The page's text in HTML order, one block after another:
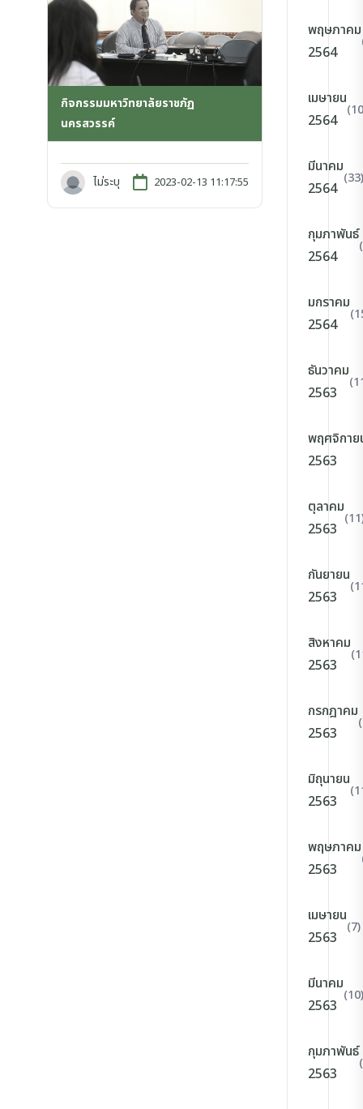
กิจกรรมมหาวิทยาลัยราชภัฏ
นครสวรรค์
ไม่ระบุ 2023-02-13 11:17:55
พฤษภาคม
2564
เมษายน
2564
มีนาคม
2564
(33)
กุมภาพันธ์
2564
มกราคม
2564
ธันวาคม
2563
พฤศจิกาย
2563
ตุลาคม
2563
กันยายน
2563
สิงหาคม
2563
กรกฎาคม
2563
มิถุนายน
2563
พฤษภาคม
2563
เมษายน
2563
(7)
มีนาคม
2563
(10)
กุมภาพันธ์
2563